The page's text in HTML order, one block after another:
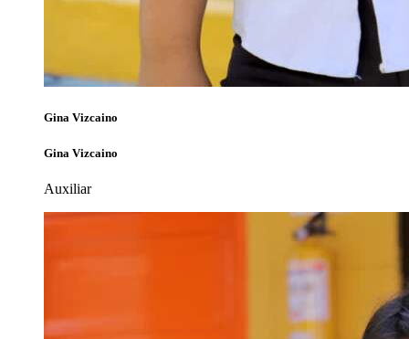
Gina Vizcaino
Gina Vizcaino
Auxiliar